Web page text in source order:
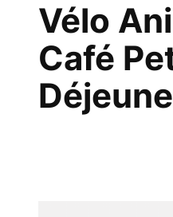
Vélo
Café